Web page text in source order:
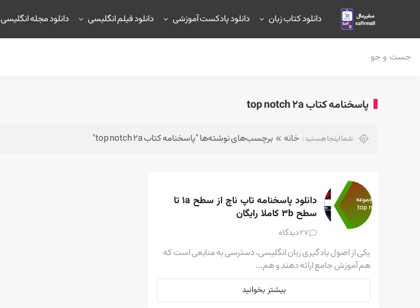
دانلود کتاب زبان دانلود پادکست آموزشی دانلود فیلم انگلیسی دانلود مجله انگلیسی
پاسخنامه کتاب top notch 2a
شما اینجا هستید: خانه برچسب‌های نوشته‌ها "پاسخنامه کتاب top notch 2a"
سطح 3b کاملا رایگان
دیدگاه
یکی از اصول یادگیری زبان انگلیسی، دسترسی به منابعی است که
هم آموزش جامع ارائه دهند و هم...
بیشتر بخوانید